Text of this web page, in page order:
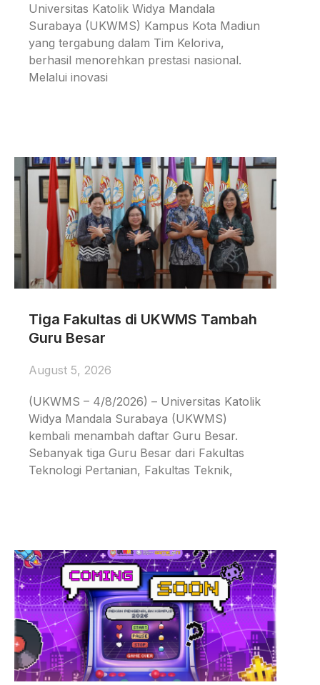
Universitas Katolik Widya Mandala
Surabaya (UKWMS) Kampus Kota Madiun
yang tergabung dalam Tim Keloriva,
berhasil menorehkan prestasi nasional.
Melalui inovasi
Tiga Fakultas di UKWMS Tambah
Guru Besar
August 5, 2026
(UKWMS – 4/8/2026) – Universitas Katolik
Widya Mandala Surabaya (UKWMS)
kembali menambah daftar Guru Besar.
Sebanyak tiga Guru Besar dari Fakultas
Teknologi Pertanian, Fakultas Teknik,